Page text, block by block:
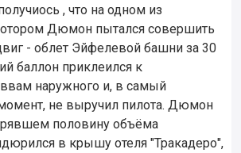
, что на одном из
Дюмон пытался совершить
- облет Эйфелевой башни за 30
баллон приклеился к
наружного и, в самый
не выручил пилота. Дюмон
половину объёма
в крышу отеля "Тракадеро",